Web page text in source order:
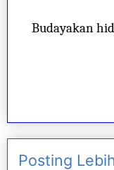
Budayakan
Posting